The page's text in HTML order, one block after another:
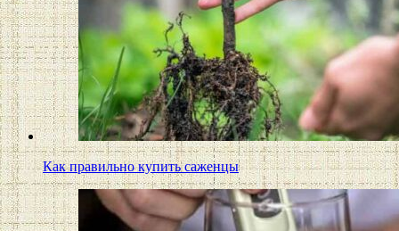
Как правильно купить саженцы